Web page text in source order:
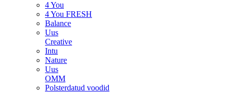
4 You
4 You FRESH
Balance
Uus
Creative
Intu
Nature
Uus
OMM
Polsterdatud voodid